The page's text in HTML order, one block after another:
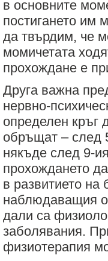
в основните
постигането им
да твърдим, че
момичетата
прохождане е
Друга важна
нервно-
определен кръг
обръщат – след
някъде след 9-
прохождането
в развитието на
наблюдаващия
дали са
заболявания.
физиотерапия